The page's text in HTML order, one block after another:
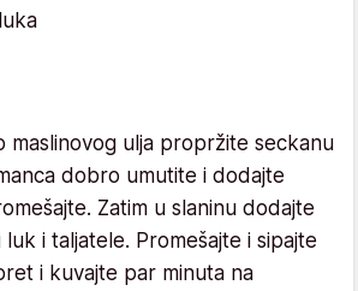
maslinovog ulja propržite seckanu
dobro umutite i dodajte
Zatim u slaninu dodajte
i taljatele. Promešajte i sipajte
i kuvajte par minuta na